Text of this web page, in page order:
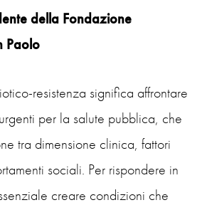
della Fondazione
Paolo
resistenza significa affrontare
per la salute pubblica, che
tra dimensione clinica, fattori
sociali. Per rispondere in
creare condizioni che